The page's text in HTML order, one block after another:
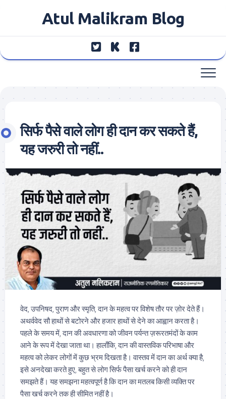
Atul Malikram Blog
सिर्फ पैसे वाले लोग ही दान कर सकते हैं,
यह जरुरी तो नहीं..
वेद, उपनिषद, पुराण और स्मृति, दान के महत्व पर विशेष तौर पर ज़ोर देते हैं।
अथर्ववेद सौ हाथों से बटोरने और हजार हाथों से देने का आह्वान करता है।
पहले के समय में, दान की अवधारणा को जीवन पर्यन्त ज़रूरतमंदों के काम
आने के रूप में देखा जाता था। हालाँकि, दान की वास्तविक परिभाषा और
महत्व को लेकर लोगों में कुछ भ्रम दिखता है। वास्तव में दान का अर्थ क्या है,
इसे अनदेखा करते हुए, बहुत से लोग सिर्फ पैसा खर्च करने को ही दान
समझते हैं। यह समझना महत्वपूर्ण है कि दान का मतलब किसी व्यक्ति पर
पैसा खर्च करने तक ही सीमित नहीं है।